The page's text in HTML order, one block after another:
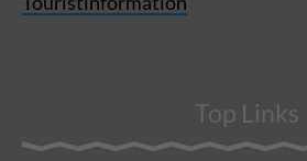
Top Links